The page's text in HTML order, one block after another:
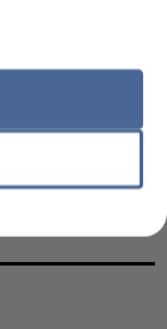
DE LA DZ